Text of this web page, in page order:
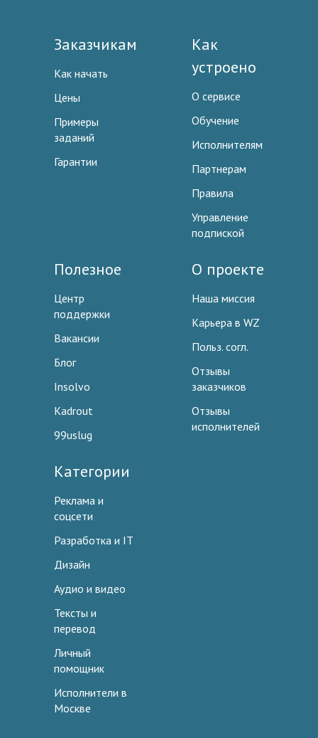
Заказчикам
Как начать
Цены
Примеры
заданий
Гарантии
Как
устроено
О сервисе
Обучение
Исполнителям
Партнерам
Правила
Управление
подпиской
Полезное
Центр
поддержки
Вакансии
Блог
Insolvo
Kadrout
99uslug
О проекте
Наша миссия
Карьера в WZ
Польз. согл.
Отзывы
заказчиков
Отзывы
исполнителей
Категории
Реклама и
соцсети
Разработка и IT
Дизайн
Аудио и видео
Тексты и
перевод
Личный
помощник
Исполнители в
Москве